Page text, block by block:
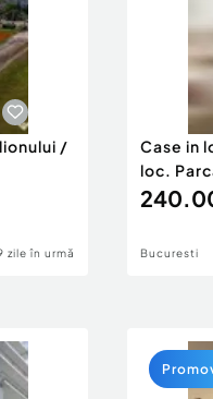
/
zile în urmă
Case in
loc.
Bucuresti